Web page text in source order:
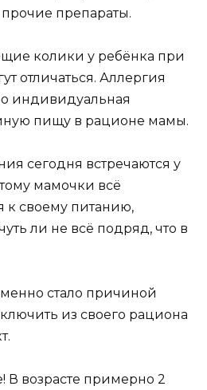
препараты.
колики у ребёнка при
отличаться. Аллергия
индивидуальная
пищу в рационе мамы.
сегодня встречаются у
мамочки всё
к своему питанию,
ли не всё подряд, что в
стало причиной
из своего рациона
В возрасте примерно 2